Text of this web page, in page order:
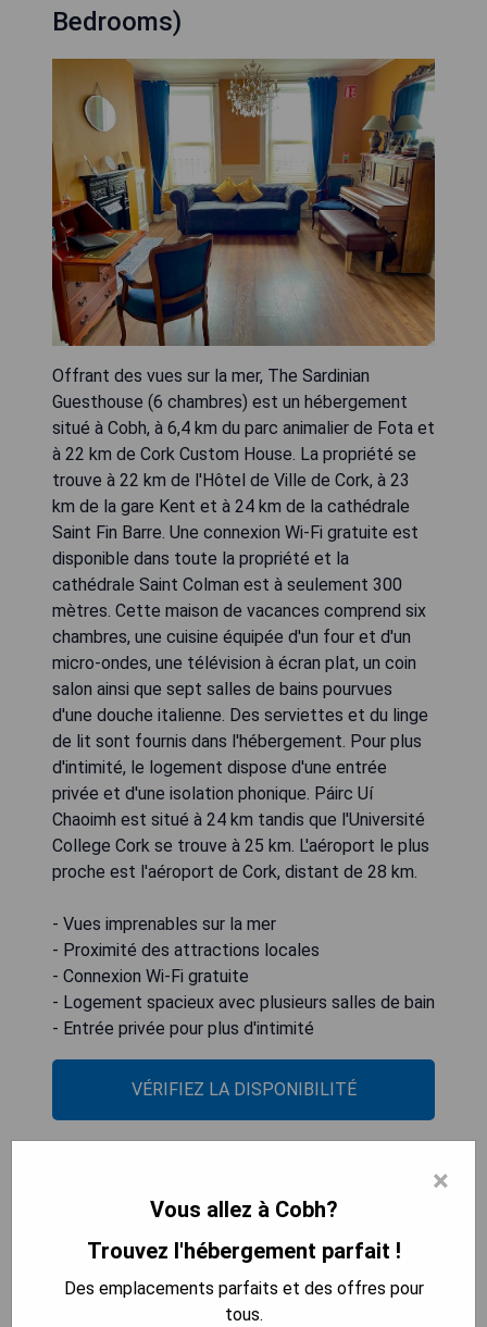
Bedrooms)
Offrant des vues sur la mer, The Sardinian
Guesthouse (6 chambres) est un hébergement
situé à Cobh, à 6,4 km du parc animalier de Fota et
à 22 km de Cork Custom House. La propriété se
trouve à 22 km de l'Hôtel de Ville de Cork, à 23
km de la gare Kent et à 24 km de la cathédrale
Saint Fin Barre. Une connexion Wi-Fi gratuite est
disponible dans toute la propriété et la
cathédrale Saint Colman est à seulement 300
mètres. Cette maison de vacances comprend six
chambres, une cuisine équipée d'un four et d'un
micro-ondes, une télévision à écran plat, un coin
salon ainsi que sept salles de bains pourvues
d'une douche italienne. Des serviettes et du linge
de lit sont fournis dans l'hébergement. Pour plus
d'intimité, le logement dispose d'une entrée
privée et d'une isolation phonique. Páirc Uí
Chaoimh est situé à 24 km tandis que l'Université
College Cork se trouve à 25 km. L'aéroport le plus
proche est l'aéroport de Cork, distant de 28 km.
- Vues imprenables sur la mer
- Proximité des attractions locales
- Connexion Wi-Fi gratuite
- Logement spacieux avec plusieurs salles de bain
- Entrée privée pour plus d'intimité
VÉRIFIEZ LA DISPONIBILITÉ
×
Vous allez à Cobh?
Trouvez l'hébergement parfait !
Des emplacements parfaits et des offres pour
tous.